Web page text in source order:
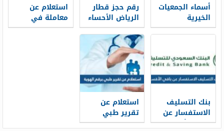
أسماء الجمعيات
الخيرية
المعتمدة في
السعودية
رقم حجز قطار
الرياض الأحساء
سار محطة
القطار الموحد
1448
استعلام عن
معاملة في
الامارة الرياض
بنك التسليف
الاستفسار عن
باقي الأقساط
استعلام عن
تقرير طبي
برقم الهوية